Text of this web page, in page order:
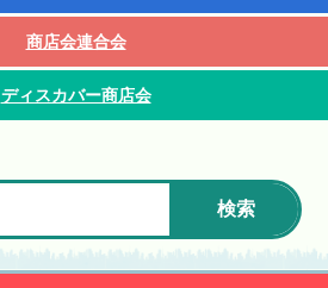
商店会連合会
ディスカバー商店会
検索